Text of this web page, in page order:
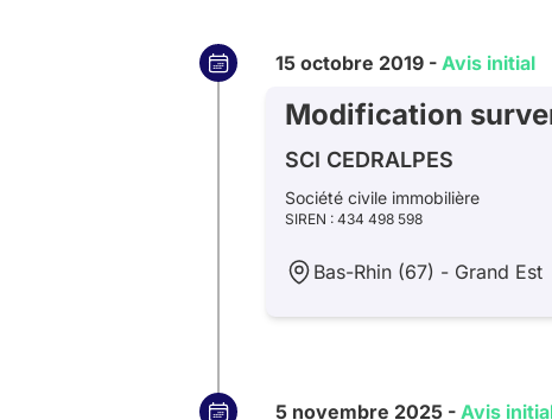
15 octobre 2019 - Avis initial
Modification
SCI CEDRALPES
Société civile immobilière
SIREN : 434 498 598
Bas-Rhin (67) - Grand Est
5 novembre 2025 - Avis